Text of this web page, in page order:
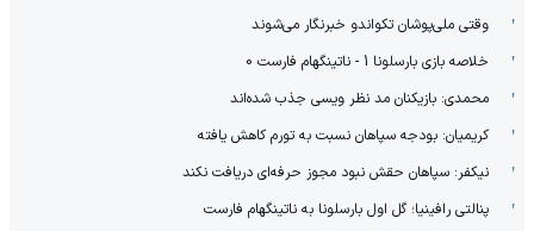
وقتی ملی‌پوشان تکواندو خبرنگار می‌شوند
خلاصه بازی بارسلونا 1 - ناتینگهام فارست 0
محمدی: بازیکنان مد نظر ویسی جذب شده‌اند
کریمیان: بودجه سپاهان نسبت به تورم کاهش یافته
نیکفر: سپاهان حقش نبود مجوز حرفه‌ای دریافت نکند
پنالتی رافینیا؛ گل اول بارسلونا به ناتینگهام فارست